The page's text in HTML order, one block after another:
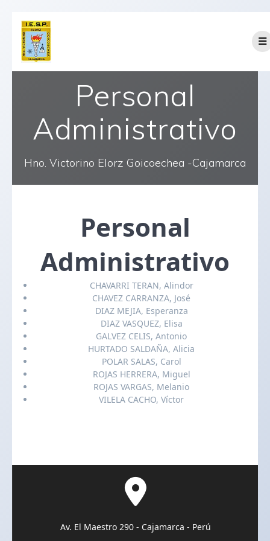
Personal
Administrativo
Hno. Victorino Elorz Goicoechea -Cajamarca
Personal
Administrativo
CHAVARRI TERAN, Alindor
CHAVEZ CARRANZA, José
DIAZ MEJIA, Esperanza
DIAZ VASQUEZ, Elisa
GALVEZ CELIS, Antonio
HURTADO SALDAÑA, Alicia
POLAR SALAS, Carol
ROJAS HERRERA, Miguel
ROJAS VARGAS, Melanio
VILELA CACHO, Víctor
Av. El Maestro 290 - Cajamarca - Perú